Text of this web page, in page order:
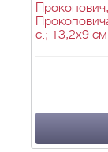
с.; 13,2х9